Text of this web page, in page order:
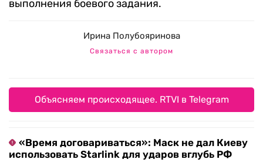
выполнения боевого задания.
Ирина Полубояринова
Связаться с автором
Объясняем происходящее. RTVI в Telegram
«Время договариваться»: Маск не дал Киеву
использовать Starlink для ударов вглубь РФ